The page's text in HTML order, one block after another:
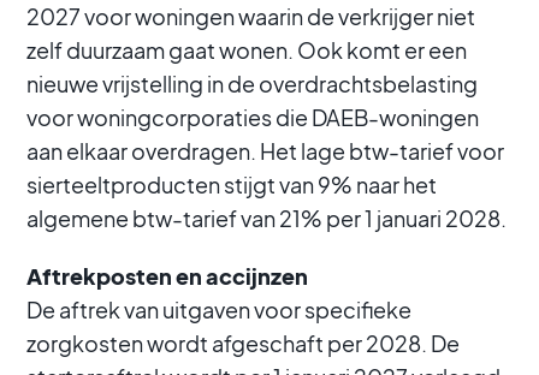
2027 voor woningen waarin de verkrijger niet
zelf duurzaam gaat wonen. Ook komt er een
nieuwe vrijstelling in de overdrachtsbelasting
voor woningcorporaties die DAEB-woningen
aan elkaar overdragen. Het lage btw-tarief voor
sierteeltproducten stijgt van 9% naar het
algemene btw-tarief van 21% per 1 januari 2028.
Aftrekposten en accijnzen
De aftrek van uitgaven voor specifieke
zorgkosten wordt afgeschaft per 2028. De